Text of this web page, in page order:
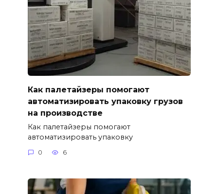
Как палетайзеры помогают
автоматизировать упаковку грузов
на производстве
Как палетайзеры помогают
автоматизировать упаковку
0 6